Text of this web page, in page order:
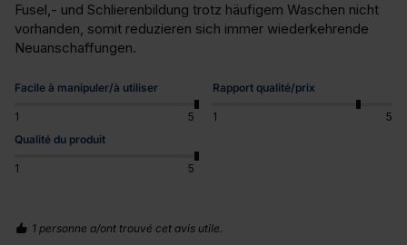
Fusel,- und Schlierenbildung trotz häufigem Waschen nicht
vorhanden, somit reduzieren sich immer wiederkehrende
Neuanschaffungen.
Facile à manipuler/à utiliser
1 5
Rapport qualité/prix
1
5
Qualité du produit
1 5
1 personne a/ont trouvé cet avis utile.